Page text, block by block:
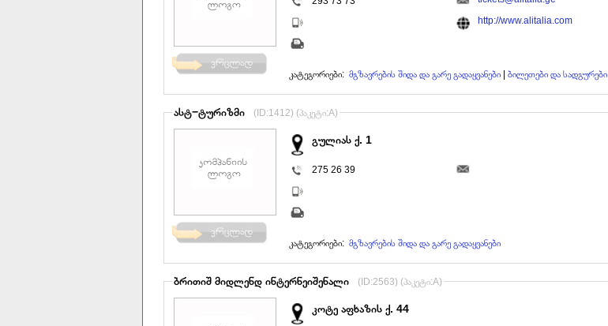
http://www.alitalia.com
კატეგორიები: მგზავრების შიდა და გარე გადაყვანები ბილეთები და სადგურები
ასტ−ტურიზმი (ID:1412) (პაკეტი:A)
გულიას ქ. 1
275 26 39
კატეგორიები: მგზავრების შიდა და გარე გადაყვანები
ბრითიშ მიდლენდ ინტერნეიშენალი (ID:2563) (პაკეტი:A)
კოტე აფხაზის ქ. 44